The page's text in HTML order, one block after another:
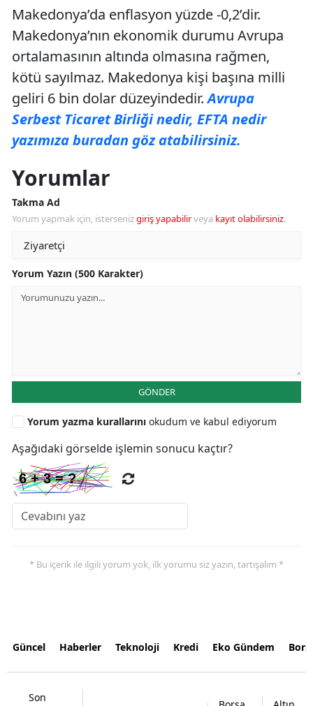
Makedonya’da enflasyon yüzde -0,2’dir.
Makedonya’nın ekonomik durumu Avrupa
ortalamasının altında olmasına rağmen,
kötü sayılmaz. Makedonya kişi başına milli
geliri 6 bin dolar düzeyindedir.Avrupa
Serbest Ticaret Birliği nedir, EFTA nedir
yazımıza buradan göz atabilirsiniz.
Yorumlar
Takma Ad
Yorum yapmak için, istersenizgiriş yapabilirveya kayıt olabilirsiniz.
Yorum Yazın (500 Karakter)
GÖNDER
Yorum yazma kurallarını okudum ve kabul ediyorum
Aşağıdaki görselde işlemin sonucu kaçtır?
* Bu içerik ile ilgili yorum yok, ilk yorumu siz yazın, tartışalım *
Güncel Haberler Teknoloji Kredi Eko Gündem
Son